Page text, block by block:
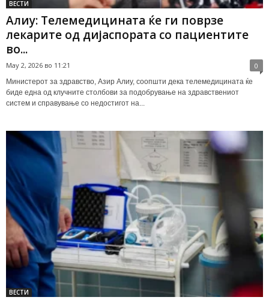
ВЕСТИ
Алиу: Телемедицината ќе ги поврзе
лекарите од дијаспората со пациентите
во...
May 2, 2026 во 11:21 0
Министерот за здравство, Азир Алиу, соопшти дека телемедицината ќе
биде една од клучните столбови за подобрување на здравствениот
систем и справување со недостигот на...
ВЕСТИ